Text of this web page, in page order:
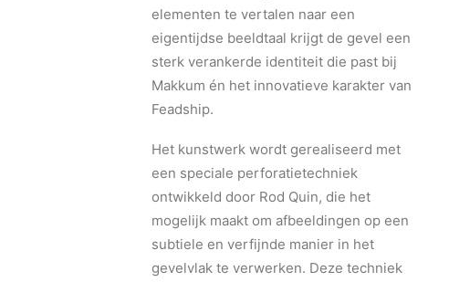
elementen te vertalen naar een
eigentijdse beeldtaal krijgt de gevel een
sterk verankerde identiteit die past bij
Makkum én het innovatieve karakter van
Feadship.
Het kunstwerk wordt gerealiseerd met
een speciale perforatietechniek
ontwikkeld door Rod Quin, die het
mogelijk maakt om afbeeldingen op een
subtiele en verfijnde manier in het
gevelvlak te verwerken. Deze techniek